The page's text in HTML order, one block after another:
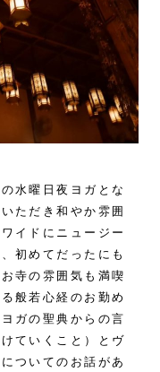
水曜日夜ヨガとな
ただき和やか雰囲
イドにニュージー
初めてだったにも
寺の雰囲気も満喫
般若心経のお勤め
ガの聖典からの言
ていくこと）とヴ
ついてのお話があ